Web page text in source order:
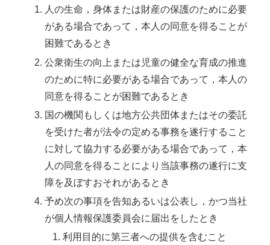
人の生命，身体または財産の保護のために必要
がある場合であって，本人の同意を得ることが
困難であるとき
公衆衛生の向上または児童の健全な育成の推進
のために特に必要がある場合であって，本人の
同意を得ることが困難であるとき
国の機関もしくは地方公共団体またはその委託
を受けた者が法令の定める事務を遂行すること
に対して協力する必要がある場合であって，本
人の同意を得ることにより当該事務の遂行に支
障を及ぼすおそれがあるとき
予め次の事項を告知あるいは公表し，かつ当社
が個人情報保護委員会に届出をしたとき
利用目的に第三者への提供を含むこと